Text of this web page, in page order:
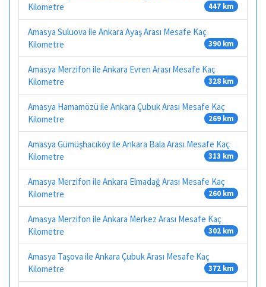
Kilometre
447 km
Amasya Suluova ile Ankara Ayaş Arası Mesafe Kaç
Kilometre
390 km
Amasya Merzifon ile Ankara Evren Arası Mesafe Kaç
Kilometre
328 km
Amasya Hamamözü ile Ankara Çubuk Arası Mesafe Kaç
Kilometre
269 km
Amasya Gümüşhacıköy ile Ankara Bala Arası Mesafe Kaç
Kilometre
313 km
Amasya Merzifon ile Ankara Elmadağ Arası Mesafe Kaç
Kilometre
260 km
Amasya Merzifon ile Ankara Merkez Arası Mesafe Kaç
Kilometre
302 km
Amasya Taşova ile Ankara Çubuk Arası Mesafe Kaç
Kilometre
372 km